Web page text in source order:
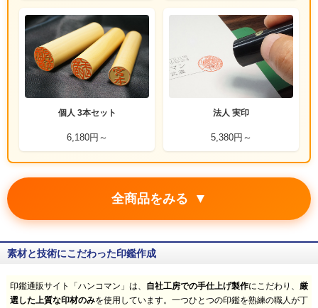
個人 3本セット
6,180円～
法人 実印
5,380円～
全商品をみる ▼
素材と技術にこだわった印鑑作成
印鑑通販サイト「ハンコマン」は、 自社工房での手仕上げ製作にこだわり、
厳
選した上質な印材のみを使用しています。一つひとつの印鑑を熟練の職人が丁